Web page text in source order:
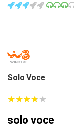
Solo Voce
★★★★★
★★★★★
solo voce